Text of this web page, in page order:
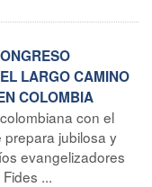
LARGO CAMINO
COLOMBIA
con el
jubilosa y
evangelizadores
...